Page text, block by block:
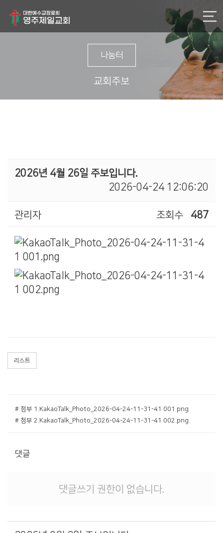
나눔터
교회주보
2026년 4월 26일 주보입니다.
2026-04-24 12:06:20
관리자 조회수 487
리스트
# 첨부 1.KakaoTalk_Photo_2026-04-24-11-31-41 001.png
# 첨부 2.KakaoTalk_Photo_2026-04-24-11-31-41 002.png
댓글
댓글쓰기 권한이 없습니다.